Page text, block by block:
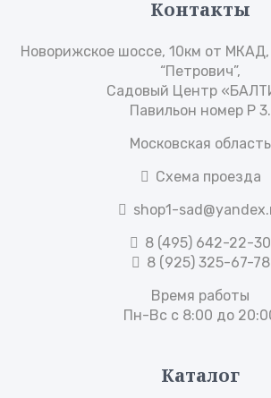
Контакты
Новорижское шоссе, 10км от
“Петрович”,
Садовый Центр
Павильон номер Р 3.
Московская область
Схема проезда
shop1-
8 (495) 642-22-30
8 (925) 325-67-78
Время работы
Пн-Вс с 8:00 до
Каталог